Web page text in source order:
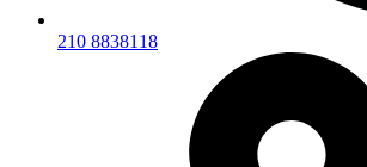
210 8838118